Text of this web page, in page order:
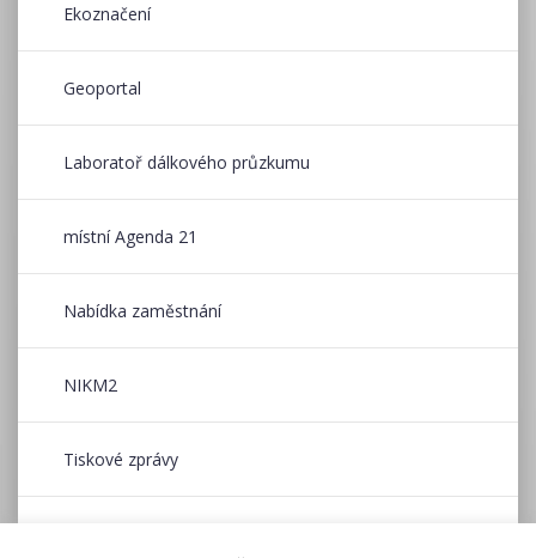
Ekoznačení
Geoportal
Laboratoř dálkového průzkumu
místní Agenda 21
Nabídka zaměstnání
NIKM2
Tiskové zprávy